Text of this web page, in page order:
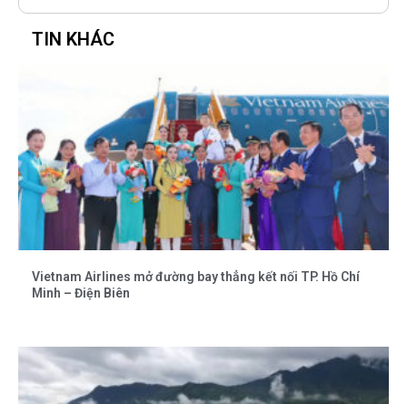
TIN KHÁC
Vietnam Airlines mở đường bay thẳng kết nối TP. Hồ Chí
Minh – Điện Biên